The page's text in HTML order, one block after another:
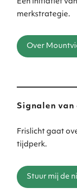
Een initiatief
merkstrategie.
Over
Signalen van
Frislicht gaat
tijdperk.
Stuur mij de